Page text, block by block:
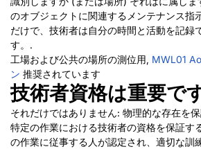
のオブジェクトに関連するメンテナンス指
だけで、技術者は自分の時間と活動を記録
す。.
工場および公共の場所の測位用, MWL01
ン 推奨されています
技術者資格は重要で
それだけではありません: 物理的な存在を
特定の作業における技術者の資格を保証す
の作業に従事する人が認定され、適切な訓